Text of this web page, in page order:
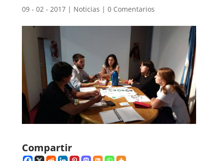
09 - 02 - 2017| Noticias | 0 Comentarios
Compartir